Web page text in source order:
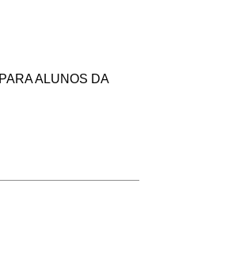
ALUNOS DA